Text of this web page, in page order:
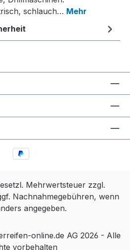
schlauch… Mehr
Mehrwertsteuer zzgl.
Nachnahmegebühren, wenn
angegeben.
online.de AG 2026 - Alle
vorbehalten